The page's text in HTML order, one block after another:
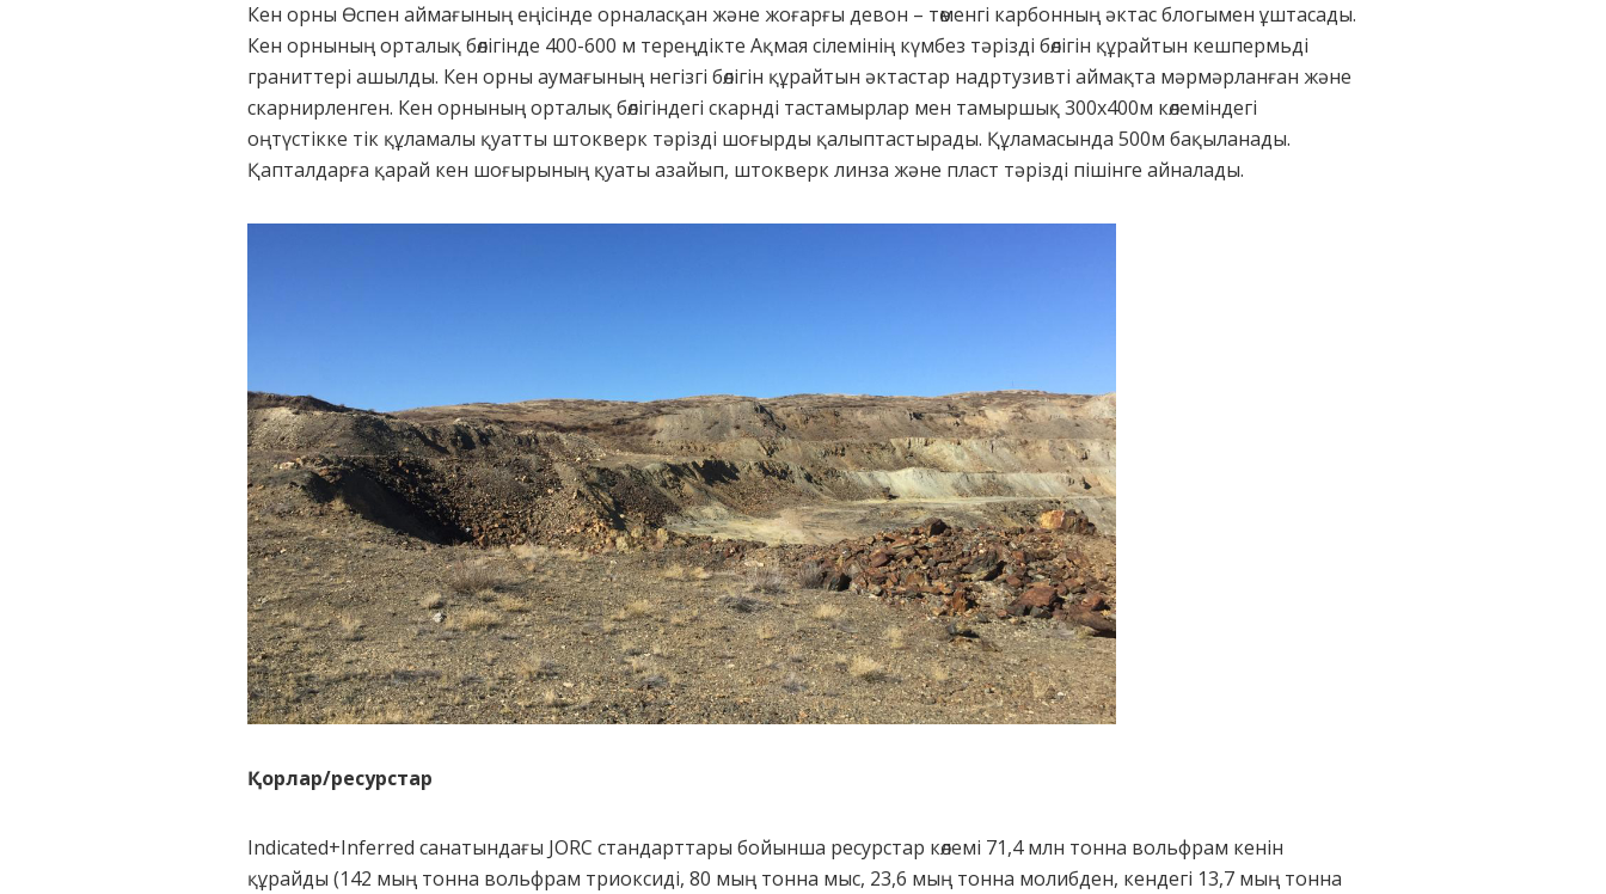
Кен орны Өспен аймағының еңісінде орналасқан және жоғарғы девон – төменгі карбонның әктас блогымен ұштасады.
Кен орнының орталық бөлігінде 400-600 м тереңдікте Ақмая сілемінің күмбез тәрізді бөлігін құрайтын кешпермьді
граниттері ашылды. Кен орны аумағының негізгі бөлігін құрайтын әктастар надртузивті аймақта мәрмәрланған және
скарнирленген. Кен орнының орталық бөлігіндегі скарнді тастамырлар мен тамыршық 300х400м көлеміндегі
оңтүстікке тік құламалы қуатты штокверк тәрізді шоғырды қалыптастырады. Құламасында 500м бақыланады.
Қапталдарға қарай кен шоғырының қуаты азайып, штокверк линза және пласт тәрізді пішінге айналады.
Қорлар/ресурстар
Indicated+Inferred санатындағы JORC стандарттары бойынша ресурстар көлемі 71,4 млн тонна вольфрам кенін
құрайды (142 мың тонна вольфрам триоксиді, 80 мың тонна мыс, 23,6 мың тонна молибден, кендегі 13,7 мың тонна